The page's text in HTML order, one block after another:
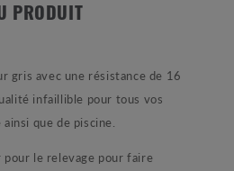
PRODUIT
gris avec une résistance de 16
infaillible pour tous vos
que de piscine.
le relevage pour faire